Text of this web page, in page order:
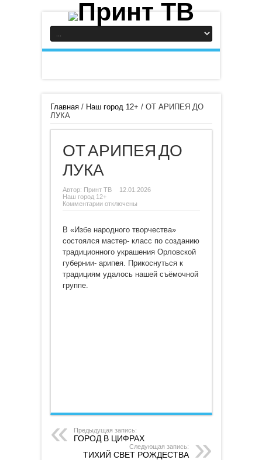
Главная/ Наш город 12+ / ОТ АРИПЕЯ ДО
ЛУКА
ОТ АРИПЕЯ ДО
ЛУКА
Автор: Принт ТВ
12.01.2026
Наш город 12+
Комментариик
ДО
ЛУКА
отключены
В «Избе народного творчества»
состоялся мастер- класс по созданию
традиционного украшения Орловской
губернии- арипея. Прикоснуться к
традициям удалось нашей съёмочной
группе.
Предыдущая запись:
ГОРОД В ЦИФРАХ
Следующая запись:
ТИХИЙ СВЕТ РОЖДЕСТВА